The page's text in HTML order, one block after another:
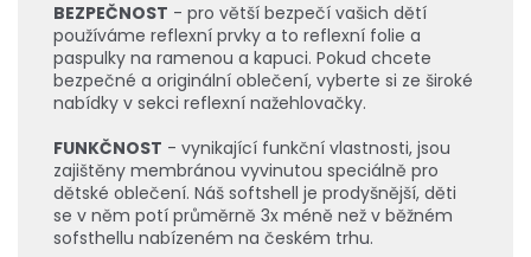
BEZPEČNOST - pro větší bezpečí vašich dětí
používáme reflexní prvky a to reflexní folie a
paspulky na ramenou a kapuci. Pokud chcete
bezpečné a originální oblečení, vyberte si ze široké
nabídky v sekci reflexní nažehlovačky.
FUNKČNOST - vynikající funkční vlastnosti, jsou
zajištěny membránou vyvinutou speciálně pro
dětské oblečení. Náš softshell je prodyšnější, děti
se v něm potí průměrně 3x méně než v běžném
sofsthellu nabízeném na českém trhu.